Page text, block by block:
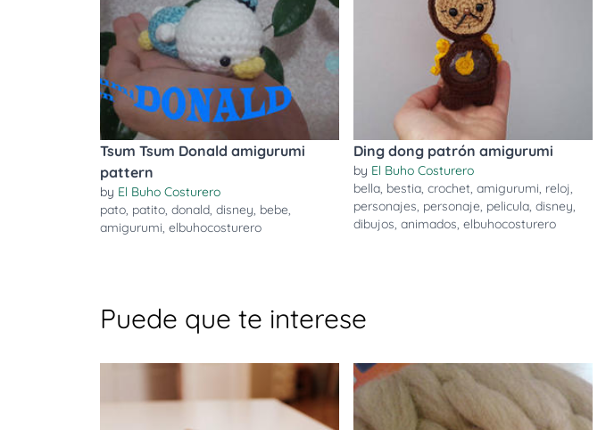
Tsum Tsum Donald amigurumi
pattern
by El Buho Costurero
pato, patito, donald, disney, bebe,
amigurumi, elbuhocosturero
Ding dong patrón amigurumi
by El Buho Costurero
bella, bestia, crochet, amigurumi, reloj,
personajes, personaje, pelicula, disney,
dibujos, animados, elbuhocosturero
Puede que te interese